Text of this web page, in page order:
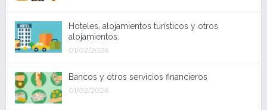
Hoteles, alojamientos turísticos y otros
alojamientos.
01/02/2026
Bancos y otros servicios financieros
01/02/2026